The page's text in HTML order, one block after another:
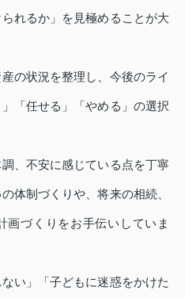
れるか」を見極めることが大
の状況を整理し、今後のライ
「任せる」「やめる」の選択
、不安に感じている点を丁寧
体制づくりや、将来の相続、
画づくりをお手伝いしていま
い」「子どもに迷惑をかけた